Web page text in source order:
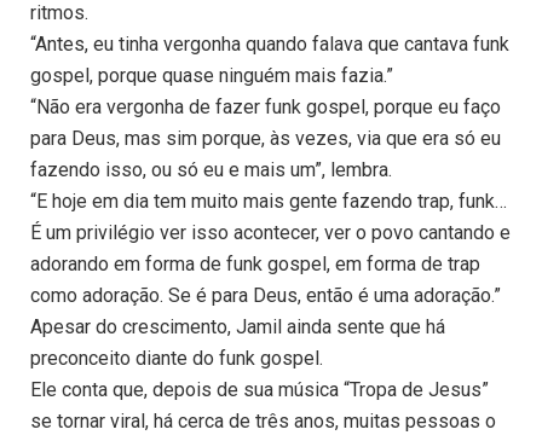
ritmos.
“Antes, eu tinha vergonha quando falava que cantava funk
gospel, porque quase ninguém mais fazia.”
“Não era vergonha de fazer funk gospel, porque eu faço
para Deus, mas sim porque, às vezes, via que era só eu
fazendo isso, ou só eu e mais um”, lembra.
“E hoje em dia tem muito mais gente fazendo trap, funk…
É um privilégio ver isso acontecer, ver o povo cantando e
adorando em forma de funk gospel, em forma de trap
como adoração. Se é para Deus, então é uma adoração.”
Apesar do crescimento, Jamil ainda sente que há
preconceito diante do funk gospel.
Ele conta que, depois de sua música “Tropa de Jesus”
se tornar viral, há cerca de três anos, muitas pessoas o